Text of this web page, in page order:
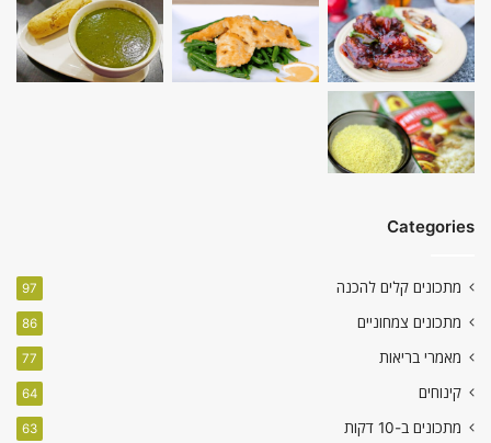
Categories
מתכונים קלים להכנה 97
מתכונים צמחוניים 86
מאמרי בריאות 77
קינוחים 64
מתכונים ב-10 דקות 63